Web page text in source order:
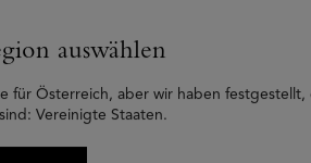
auswählen
für Österreich, aber wir haben festgestellt,
Vereinigte Staaten.